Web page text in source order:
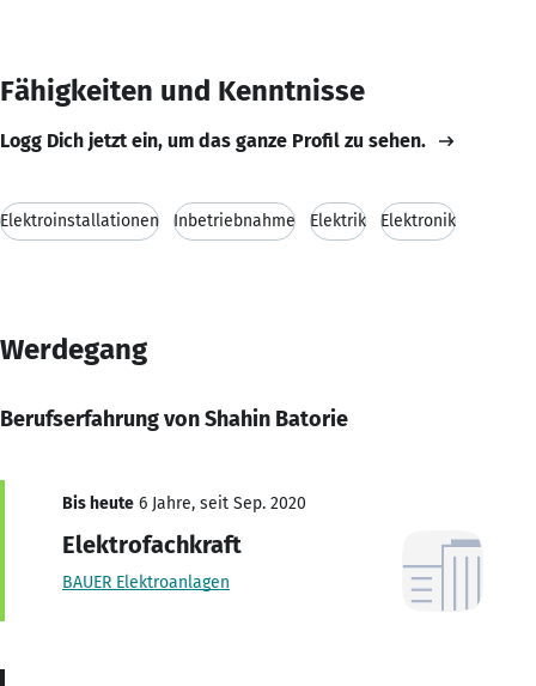
Fähigkeiten und Kenntnisse
Logg Dich jetzt ein, um das ganze Profil zu sehen.
Elektroinstallationen Inbetriebnahme Elektrik Elektronik
Werdegang
Berufserfahrung von Shahin Batorie
Bis heute 6 Jahre, seit Sep. 2020
Elektrofachkraft
BAUER Elektroanlagen